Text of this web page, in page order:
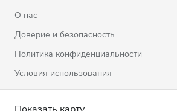
О нас
Доверие и безопасность
Политика конфиденциальности
Условия использования
Политика использования файлов cookie